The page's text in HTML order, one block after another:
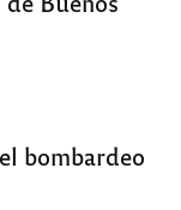
bombardeo